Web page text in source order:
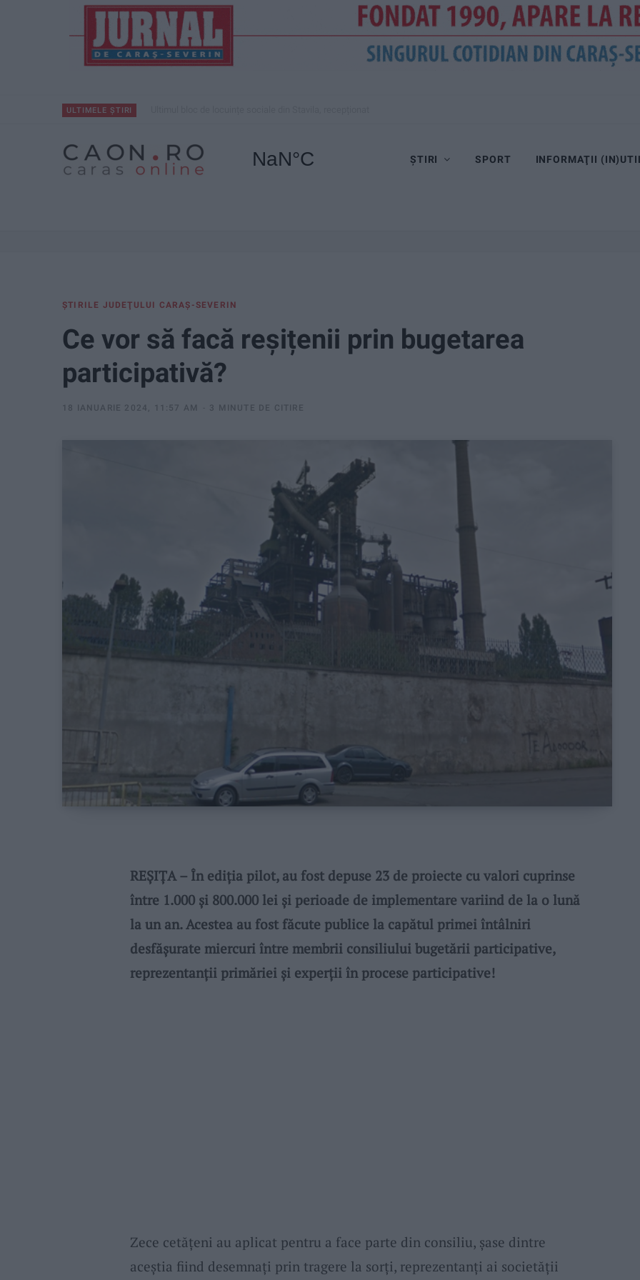
ULTIMELE ȘTIRI
ȘTIRI SPORT INFORMAŢII
ŞTIRILE JUDEŢULUI CARAŞ-SEVERIN
Ce vor să facă reșițenii prin bugetarea
participativă?
18 IANUARIE 2024, 11:57 AM 3 MINUTE DE CITIRE
REȘIȚA – În ediția pilot, au fost depuse 23 de proiecte cu valori cuprinse
între 1.000 și 800.000 lei și perioade de implementare variind de la o lună
la un an. Acestea au fost făcute publice la capătul primei întâlniri
desfășurate miercuri între membrii consiliului bugetării participative,
reprezentanții primăriei și experții în procese participative!
Zece cetățeni au aplicat pentru a face parte din consiliu, șase dintre
aceștia fiind desemnați prin tragere la sorți, reprezentanți ai societății